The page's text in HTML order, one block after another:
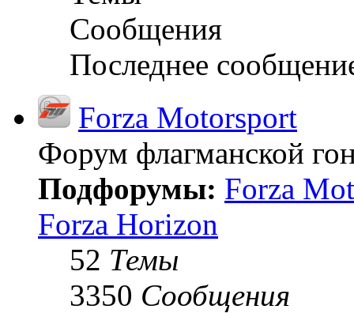
Сообщения
Последнее
Forza Motorsport
Форум флагманской
Подфорумы: Forza
Forza Horizon
52 Темы
3350 Сообщения